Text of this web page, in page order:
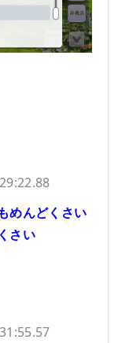
めんどくさい
さい